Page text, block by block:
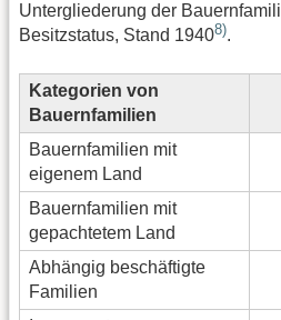
Untergliederung der
Besitzstatus, Stand 19408).
Kategorien von
Bauernfamilien
Bauernfamilien mit
eigenem Land
Bauernfamilien mit
gepachtetem Land
Abhängig beschäftigte
Familien